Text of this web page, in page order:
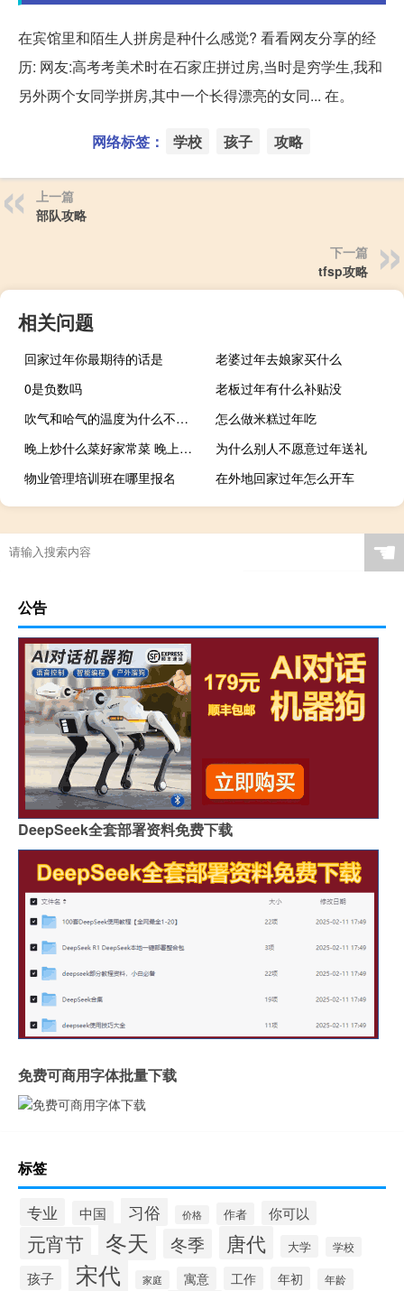
在宾馆里和陌生人拼房是种什么感觉? 看看网友分享的经
历: 网友:高考考美术时在石家庄拼过房,当时是穷学生,我和
另外两个女同学拼房,其中一个长得漂亮的女同... 在。
网络标签： 学校 孩子 攻略
上一篇
部队攻略
下一篇
tfsp攻略
相关问题
回家过年你最期待的话是
老婆过年去娘家买什么
0是负数吗
老板过年有什么补贴没
吹气和哈气的温度为什么不一样？
怎么做米糕过年吃
晚上炒什么菜好家常菜 晚上炒什么菜好
为什么别人不愿意过年送礼
物业管理培训班在哪里报名
在外地回家过年怎么开车
☚
公告
DeepSeek全套部署资料免费下载
免费可商用字体批量下载
标签
专业 中国 习俗 价格 作者 你可以
元宵节 冬天 冬季 唐代 大学 学校
孩子 宋代 家庭 寓意 工作 年初 年龄